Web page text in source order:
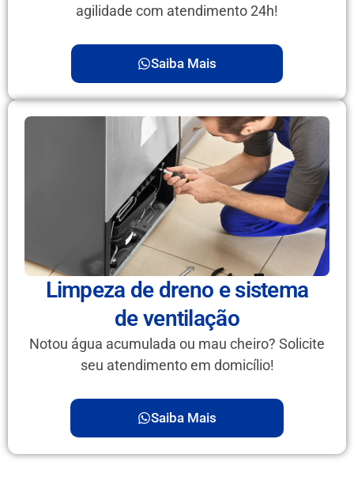
agilidade com atendimento 24h!
Saiba Mais
Limpeza de dreno e sistema
de ventilação
Notou água acumulada ou mau cheiro? Solicite
seu atendimento em domicílio!
Saiba Mais